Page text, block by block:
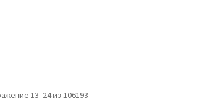
13–24 из 106193